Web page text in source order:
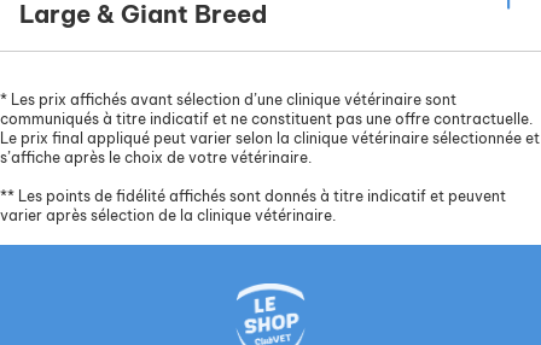
Large & Giant Breed
* Les prix affichés avant sélection d’une clinique vétérinaire sont
communiqués à titre indicatif et ne constituent pas une offre contractuelle.
Le prix final appliqué peut varier selon la clinique vétérinaire sélectionnée et
s’affiche après le choix de votre vétérinaire.
** Les points de fidélité affichés sont donnés à titre indicatif et peuvent
varier après sélection de la clinique vétérinaire.